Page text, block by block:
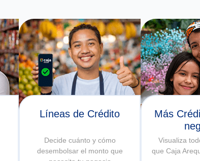
Líneas de Crédito
Decide cuánto y cómo
desembolsar el monto que
Más
Visualiza
que Caja